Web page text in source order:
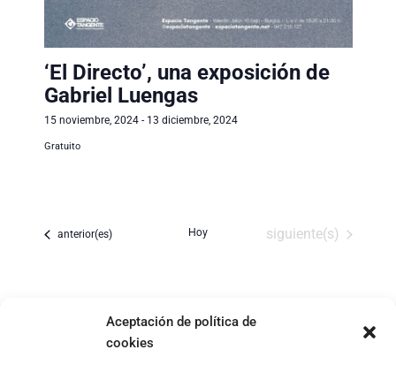
Aceptación de política de
cookies
‘El Directo’, una exposición de
Gabriel Luengas
15 noviembre, 2024- 13 diciembre, 2024
Gratuito
Eventos
anterior(es) Hoy Eventos
siguiente(s)